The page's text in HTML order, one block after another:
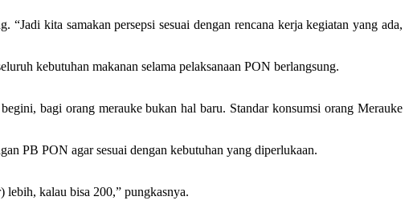
“Jadi kita samakan persepsi sesuai dengan rencana kerja kegiatan yang ada,
kebutuhan makanan selama pelaksanaan PON berlangsung.
bagi orang merauke bukan hal baru. Standar konsumsi orang Merauke
PB PON agar sesuai dengan kebutuhan yang diperlukaan.
lebih, kalau bisa 200,” pungkasnya.